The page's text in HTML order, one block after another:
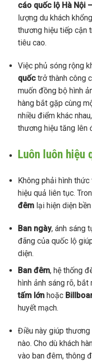
cáo quốc lộ Hà Nội
lượng du khách
thương hiệu tiếp cận
tiêu cao.
Việc phủ sóng rộng
quốctrở thành công
muốn đồng bộ hình
hàng bắt gặp cùng
nhiều điểm khác
thương hiệu tăng lên
Luôn luôn hiệu
Không phải hình
hiệu quả liên tục.
đêmlại hiện diện
Ban ngày, ánh sáng
đãng của quốc lộ
diện.
Ban đêm, hệ thống
hình ảnh sáng rõ,
tấm lớnhoặc
huyết mạch.
Điều này giúp
nào. Cho dù khách
vào ban đêm, thông